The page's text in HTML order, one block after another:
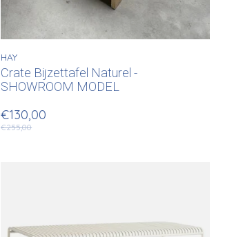
HAY
Crate Bijzettafel Naturel -
SHOWROOM MODEL
€130,00
€255,00